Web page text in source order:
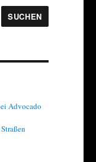
SUCHEN
Advocado